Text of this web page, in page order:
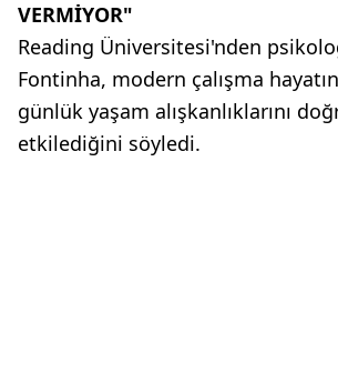
VERMİYOR"
Reading Üniversitesi'nden
Fontinha, modern çalışma
günlük yaşam alışkanlıklarını
etkilediğini söyledi.